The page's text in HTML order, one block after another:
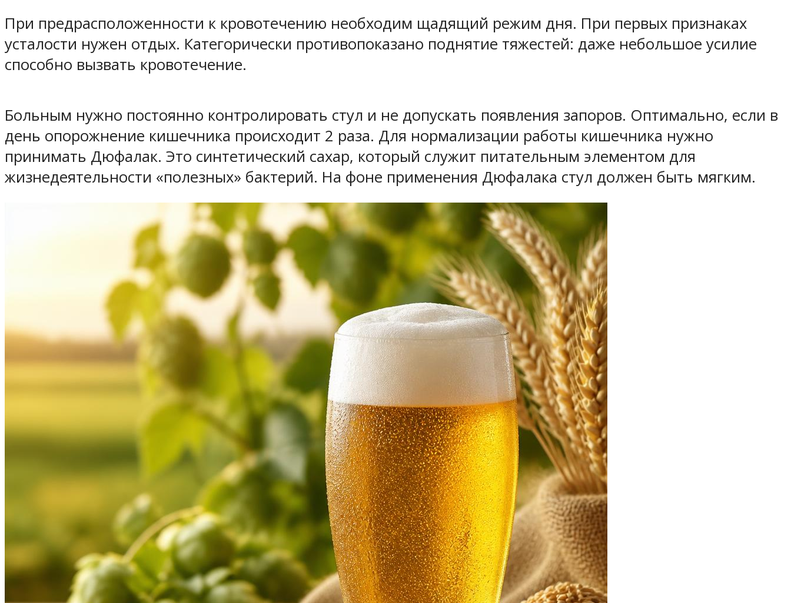
При предрасположенности к кровотечению необходим щадящий режим дня. При первых признаках
усталости нужен отдых. Категорически противопоказано поднятие тяжестей: даже небольшое усилие
способно вызвать кровотечение.
Больным нужно постоянно контролировать стул и не допускать появления запоров. Оптимально, если в
день опорожнение кишечника происходит 2 раза. Для нормализации работы кишечника нужно
принимать Дюфалак. Это синтетический сахар, который служит питательным элементом для
жизнедеятельности «полезных» бактерий. На фоне применения Дюфалака стул должен быть мягким.